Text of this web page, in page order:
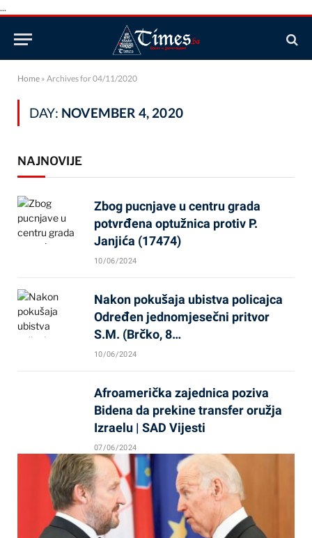
...
Home » Archives for 04/11/2020
DAY: NOVEMBER 4, 2020
NAJNOVIJE
Zbog pucnjave u centru grada
potvrđena optužnica protiv P.
Janjića (17474)
10/06/2024
Nakon pokušaja ubistva policajca
Određen jednomjesečni pritvor
S.M. (Brčko, 8…
10/06/2024
Afroamerička zajednica poziva
Bidena da prekine transfer oružja
Izraelu | SAD Vijesti
07/06/2024